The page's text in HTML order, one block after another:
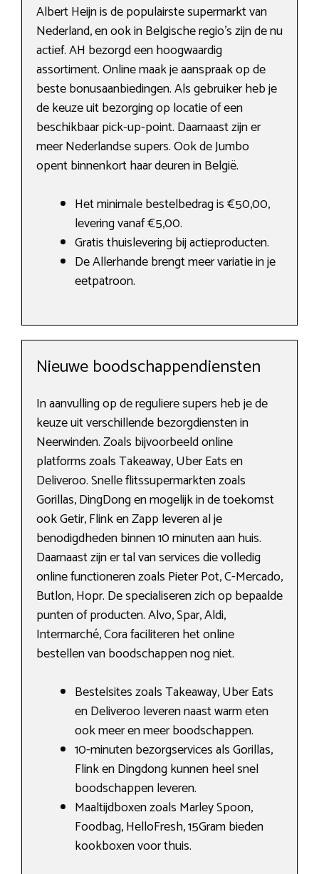
Albert Heijn is de populairste supermarkt van
Nederland, en ook in Belgische regio’s zijn de nu
actief. AH bezorgd een hoogwaardig
assortiment. Online maak je aanspraak op de
beste bonusaanbiedingen. Als gebruiker heb je
de keuze uit bezorging op locatie of een
beschikbaar pick-up-point. Daarnaast zijn er
meer Nederlandse supers. Ook de Jumbo
opent binnenkort haar deuren in België.
Het minimale bestelbedrag is €50,00,
levering vanaf €5,00.
Gratis thuislevering bij actieproducten.
De Allerhande brengt meer variatie in je
eetpatroon.
Nieuwe boodschappendiensten
In aanvulling op de reguliere supers heb je de
keuze uit verschillende bezorgdiensten in
Neerwinden. Zoals bijvoorbeeld online
platforms zoals Takeaway, Uber Eats en
Deliveroo. Snelle flitssupermarkten zoals
Gorillas, DingDong en mogelijk in de toekomst
ook Getir, Flink en Zapp leveren al je
benodigdheden binnen 10 minuten aan huis.
Daarnaast zijn er tal van services die volledig
online functioneren zoals Pieter Pot, C-Mercado,
Butlon, Hopr. De specialiseren zich op bepaalde
punten of producten. Alvo, Spar, Aldi,
Intermarché, Cora faciliteren het online
bestellen van boodschappen nog niet.
Bestelsites zoals Takeaway, Uber Eats
en Deliveroo leveren naast warm eten
ook meer en meer boodschappen.
10-minuten bezorgservices als Gorillas,
Flink en Dingdong kunnen heel snel
boodschappen leveren.
Maaltijdboxen zoals Marley Spoon,
Foodbag, HelloFresh, 15Gram bieden
kookboxen voor thuis.